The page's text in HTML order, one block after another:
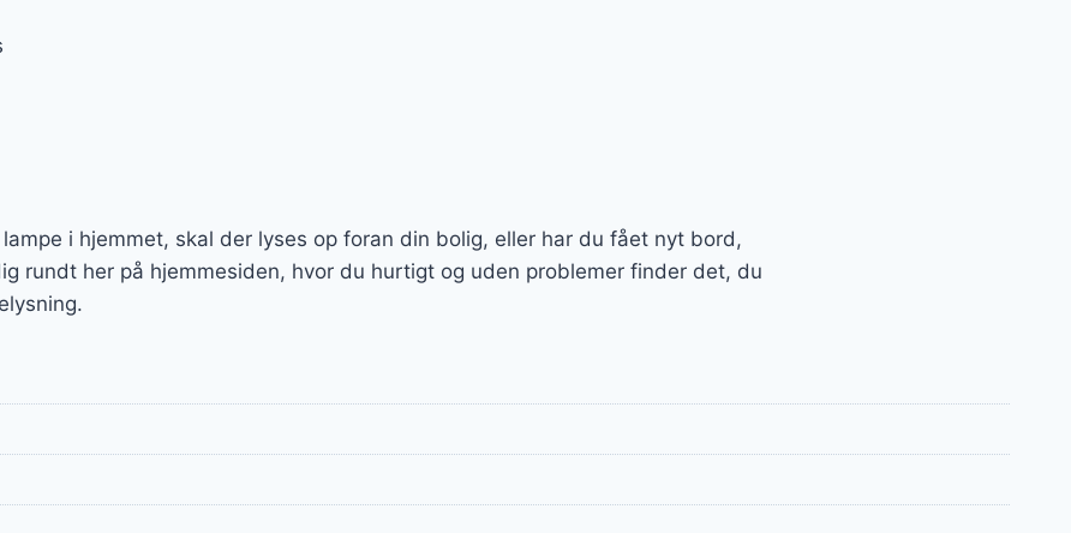
i hjemmet, skal der lyses op foran din bolig, eller har du fået nyt bord,
rundt her på hjemmesiden, hvor du hurtigt og uden problemer finder det, du